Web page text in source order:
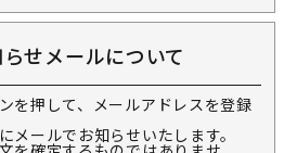
せメールについて
を押して、メールアドレスを登録
メールでお知らせいたします。